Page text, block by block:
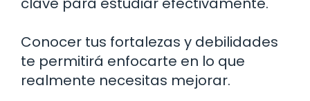
Conocer tus fortalezas y debilidades
te permitirá enfocarte en lo que
realmente necesitas mejorar.